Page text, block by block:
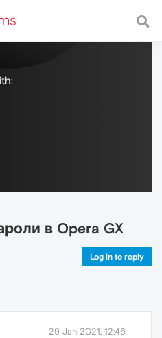
with a fast and
в Opera GX
Log in to reply
29 Jan 2021, 12:46